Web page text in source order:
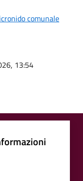
comunale
13:54